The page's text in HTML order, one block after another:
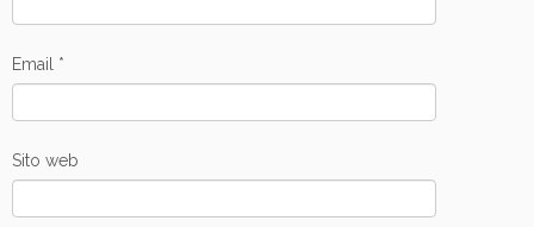
Email *
Sito web